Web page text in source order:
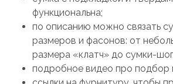
функциональна;
по описанию можно связать
размеров и фасонов: от
размера «клатч» до сумки-
подробное видео про подбор